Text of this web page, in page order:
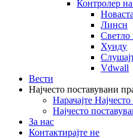
Контролер
Линсн
Светло
Хуиду
Vdwall
Вести
Најчесто поставувани
Нарачајте
Најчесто
За нас
Контактирајте не